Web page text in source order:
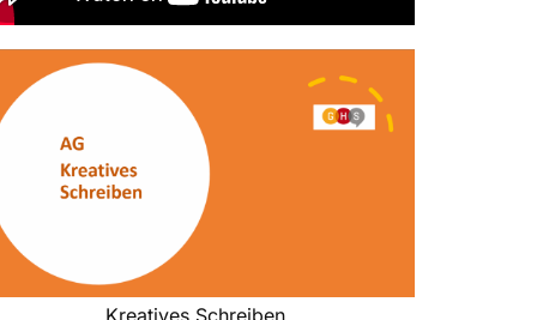
Kreatives Schreiben